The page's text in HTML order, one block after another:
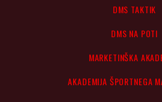
DMS TAKTIK
DMS NA POTI
MARKETINŠKA
AKADEMIJA ŠPORTNEGA